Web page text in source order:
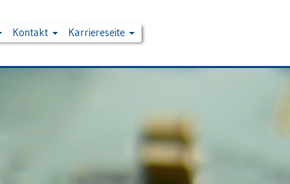
Kontakt Karriereseite